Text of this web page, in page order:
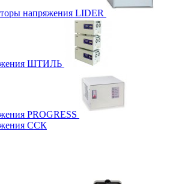
напряжения LIDER
ШТИЛЬ
PROGRESS
ССК